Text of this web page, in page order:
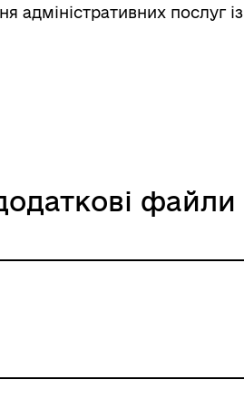
адміністративних послуг із
файли